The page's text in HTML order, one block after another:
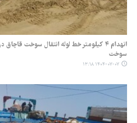
سوخت
۱۴۰۴-۰۷-۰۷ ۱۳:۱۸